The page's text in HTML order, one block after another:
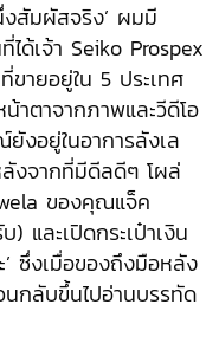
งสัมผัสจริง’ ผมมี
ด้เจ้า Seiko Prospex
ที่ขายอยู่ใน 5 ประเทศ
าตาจากภาพและวีดีโอ
งอยู่ในอาการลังเล
ลังจากที่มีดีลดีๆ โผล่
ของคุณแจ็ค
และเปิดกระเป๋าเงิน
ซึ่งเมื่อของถึงมือหลัง
กลับขึ้นไปอ่านบรรทัด